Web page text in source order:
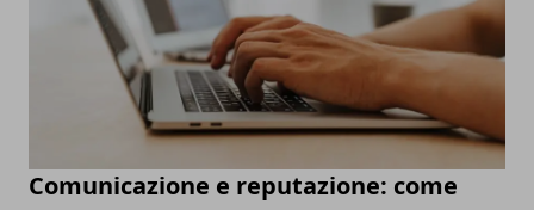
Comunicazione e reputazione: come